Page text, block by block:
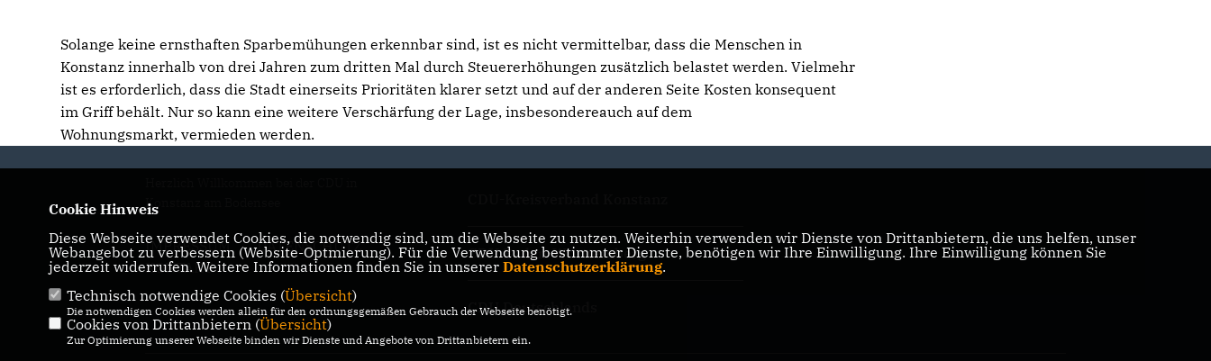
Solange keine ernsthaften Sparbemühungen erkennbar sind, ist es nicht vermittelbar, dass die Menschen in
Konstanz innerhalb von drei Jahren zum dritten Mal durch Steuererhöhungen zusätzlich belastet werden. Vielmehr
ist es erforderlich, dass die Stadt einerseits Prioritäten klarer setzt und auf der anderen Seite Kosten konsequent
im Griff behält. Nur so kann eine weitere Verschärfung der Lage, insbesondereauch auf dem
Wohnungsmarkt, vermieden werden.
Konstanz am Bodensee
IMPRESSUM
DATENSCHUTZ
KONTAKT
CDU Baden-Württemberg
CDU Deutschlands
Cookie Hinweis
Diese Webseite verwendet Cookies, die notwendig sind, um die Webseite zu nutzen. Weiterhin verwenden wir Dienste von Drittanbietern, die uns helfen, unser
Webangebot zu verbessern (Website-Optmierung). Für die Verwendung bestimmter Dienste, benötigen wir Ihre Einwilligung. Ihre Einwilligung können Sie
jederzeit widerrufen. Weitere Informationen finden Sie in unserer Datenschutzerklärung.
Technisch notwendige Cookies (Übersicht)
Die notwendigen Cookies werden allein für den ordnungsgemäßen Gebrauch der Webseite benötigt.
Cookies von Drittanbietern (Übersicht)
Zur Optimierung unserer Webseite binden wir Dienste und Angebote von Drittanbietern ein.